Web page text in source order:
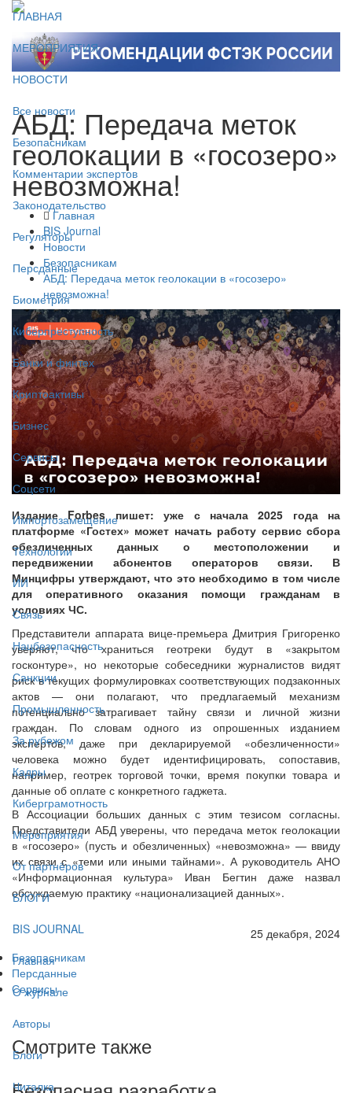
ГЛАВНАЯ
МЕРОПРИЯТИЯ
НОВОСТИ
Все новости
Безопасникам
Комментарии экспертов
Законодательство
Регуляторы
Персданные
Биометрия
Киберпреступность
Банки и финтех
Криптоактивы
Бизнес
Сервисы
Соцсети
Импортозамещение
Технологии
ИИ
Связь
Нацбезопасность
Санкции
Промышленность
За рубежом
Кадры
Киберграмотность
Мероприятия
От партнёров
БЛОГИ
BIS JOURNAL
Главная
О журнале
Авторы
Блоги
Читалка
АБД: Передача меток
геолокации в «госозеро»
невозможна!
Главная
BIS Journal
Новости
Безопасникам
АБД: Передача меток геолокации в «госозеро»
невозможна!
Издание Forbes пишет: уже с начала 2025 года на
платформе «Гостех» может начать работу сервис сбора
обезличенных данных о местоположении и
передвижении абонентов операторов связи. В
Минцифры утверждают, что это необходимо в том числе
для оперативного оказания помощи гражданам в
условиях ЧС.
Представители аппарата вице-премьера Дмитрия Григоренко
уверяют, что храниться геотреки будут в «закрытом
госконтуре», но некоторые собеседники журналистов видят
риск в текущих формулировках соответствующих подзаконных
актов — они полагают, что предлагаемый механизм
потенциально затрагивает тайну связи и личной жизни
граждан. По словам одного из опрошенных изданием
экспертов, даже при декларируемой «обезличенности»
человека можно будет идентифицировать, сопоставив,
например, геотрек торговой точки, время покупки товара и
данные об оплате с конкретного гаджета.
В Ассоциации больших данных с этим тезисом согласны.
Представители АБД уверены, что передача меток геолокации
в «госозеро» (пусть и обезличенных) «невозможна» — ввиду
их связи с «теми или иными тайнами». А руководитель АНО
«Информационная культура» Иван Бегтин даже назвал
обсуждаемую практику «национализацией данных».
25 декабря, 2024
Безопасникам
Персданные
Сервисы
Смотрите также